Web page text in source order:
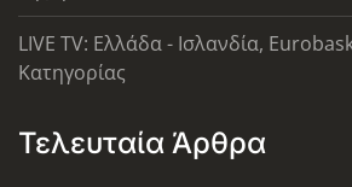
LIVE TV: Ελλάδα - Ισλανδία,
Κατηγορίας
Τελευταία Άρθρα